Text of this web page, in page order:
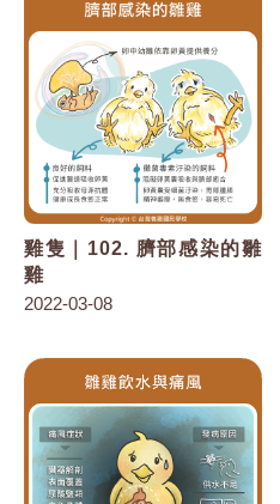
雞隻｜102. 臍部感染的雛
雞
2022-03-08